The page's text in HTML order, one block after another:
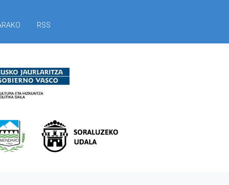
RSS